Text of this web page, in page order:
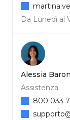
Da Lunedì al
Alessia
Assistenza
800 033